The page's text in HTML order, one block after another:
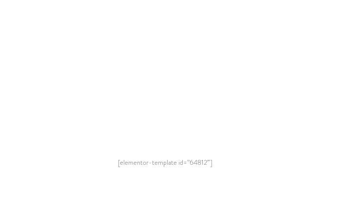
[elementor-template id=”64812″]